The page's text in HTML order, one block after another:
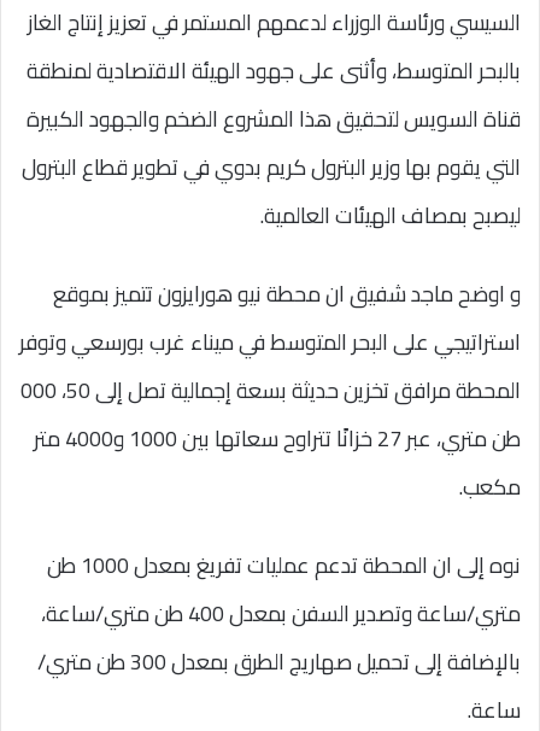
السيسي ورئاسة الوزراء لدعمهم المستمر في تعزيز إنتاج الغاز
بالبحر المتوسط، وأثنى على جهود الهيئة الاقتصادية لمنطقة
قناة السويس لتحقيق هذا المشروع الضخم والجهود الكبيرة
التي يقوم بها وزير البترول كريم بدوي في تطوير قطاع البترول
ليصبح بمصاف الهيئات العالمية.
و اوضح ماجد شفيق ان محطة نيو هورايزون تتميز بموقع
استراتيجي على البحر المتوسط في ميناء غرب بورسعي وتوفر
المحطة مرافق تخزين حديثة بسعة إجمالية تصل إلى 50، 000
طن متري، عبر 27 خزانًا تتراوح سعاتها بين 1000 و4000 متر
مكعب.
نوه إلى ان المحطة تدعم عمليات تفريغ بمعدل 1000 طن
متري/ساعة وتصدير السفن بمعدل 400 طن متري/ساعة،
بالإضافة إلى تحميل صهاريج الطرق بمعدل 300 طن متري/
ساعة.